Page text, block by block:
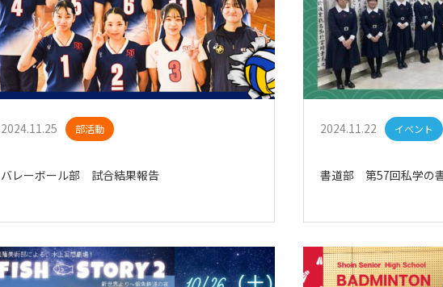
2024.11.25 部活動
バレーボール部 試合結果報告
2024.11.22 イベント
書道部 第57回私学の